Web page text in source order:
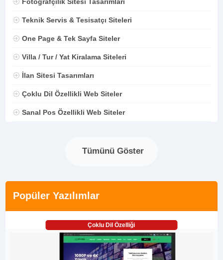
Teknik Servis & Tesisatçı Siteleri
One Page & Tek Sayfa Siteler
Villa / Tur / Yat Kiralama Siteleri
İlan Sitesi Tasarımları
Çoklu Dil Özellikli Web Siteler
Sanal Pos Özellikli Web Siteler
Tümünü Göster
Popüler Yazılımlar
Çoklu Dil Özelliği